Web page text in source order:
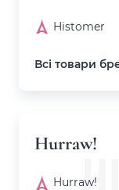
Histomer
Всі товари
Hurraw!
Hurraw!